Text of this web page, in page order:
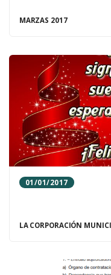
MARZAS 2017
01/01/2017
LA CORPORACIÓN